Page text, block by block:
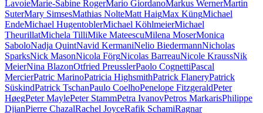
LavoieMarie-Sabine RogerMario GiordanoMarkus WernerMartin
SuterMary SimsesMathias NolteMatt HaigMax KüngMichael
EndeMichael HugentoblerMichael KöhlmeierMichael
TheurillatMichela TilliMike MateescuMilena MoserMonica
SaboloNadja QuintNavid KermaniNelio BiedermannNicholas
SparksNick MasonNicola FörgNicolas BarreauNicole KraussNik
MeierNina BlazonOtfried PreusslerPaolo CognettiPascal
MercierPatric MarinoPatricia HighsmithPatrick FlaneryPatrick
SüskindPatrick TschanPaulo CoelhoPenelope FitzgeraldPeter
HøegPeter MaylePeter StammPetra IvanovPetros MarkarisPhilippe
DjianPierre ChazalRachel JoyceRafik SchamiRagnar